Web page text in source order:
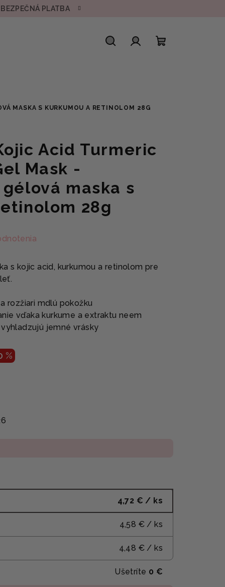
PLATBA
MASKA S KURKUMOU A RETINOLOM 28G
Acid Turmeric
Mask -
maska s
28g
s kojic acid, kurkumou a retinolom pre
rozžiari mdlú pokožku
vďaka kurkume a extraktu neem
vyhladzujú jemné vrásky
%
4,72 € / ks
4,58 € / ks
4,48 € / ks
Ušetríte 0 €